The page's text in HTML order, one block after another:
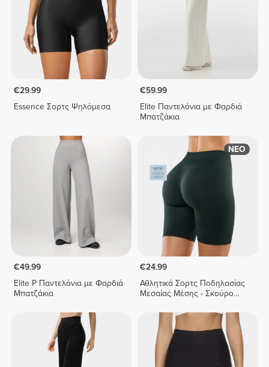
€29.99
Essence Σορτς Ψηλόμεσα
€59.99
Elite Παντελόνια με Φαρδιά
Μπατζάκια
€49.99
Elite P Παντελόνια με Φαρδιά
Μπατζάκια
ΝΕΟ
€24.99
Αθλητικά Σορτς Ποδηλασίας
Μεσαίας Μέσης - Σκούρο